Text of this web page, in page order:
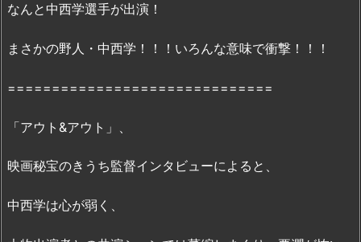
ウ
＆
ト』
無
フ
なんと中西学選手が出演！
まさかの野人・中西学！！！いろんな意味で衝撃！！！
==============================
「アウト&アウト」、
映画秘宝のきうち監督インタビューによると、
中西学は心が弱く、